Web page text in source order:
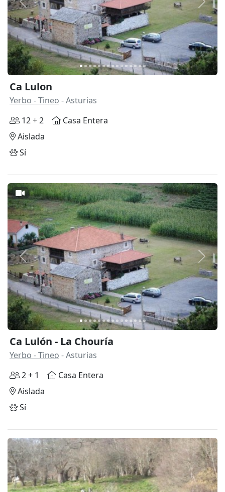
Anterior
Ca Lulon
Yerbo - Tineo - Asturias
12 + 2
Casa Entera
Aislada
Sí
Anterior
Ca Lulón - La Chouría
Yerbo - Tineo - Asturias
2 + 1
Casa Entera
Aislada
Sí